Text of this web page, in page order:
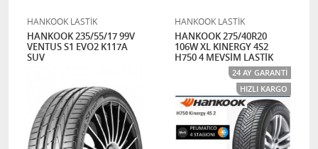
HANKOOK LASTİK
HANKOOK 235/55/17 99V
VENTUS S1 EVO2 K117A
SUV
HANKOOK LASTİK
HANKOOK 275/40R20
106W XL KINERGY 4S2
H750 4 MEVSİM LASTİK
24 AY GARANTI
HIZLI KARGO